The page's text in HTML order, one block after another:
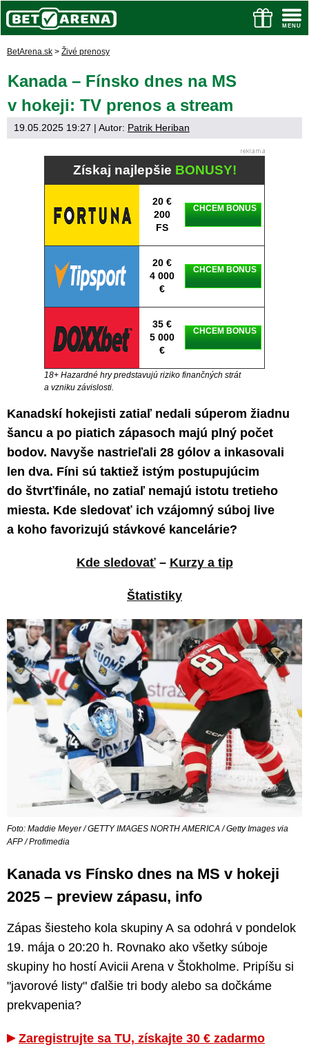
BetArena.sk > Živé prenosy
Kanada – Fínsko dnes na MS
v hokeji: TV prenos a stream
19.05.2025 19:27 | Autor: Patrik Heriban
Získaj najlepšie BONUSY!
20 €
200
FS
CHCEM BONUS
20 €
4 000
€
CHCEM BONUS
35 €
5 000
€
CHCEM BONUS
18+ Hazardné hry predstavujú riziko finančných strát
a vzniku závislosti.
Kanadskí hokejisti zatiaľ nedali súperom žiadnu
šancu a po piatich zápasoch majú plný počet
bodov. Navyše nastrieľali 28 gólov a inkasovali
len dva. Fíni sú taktiež istým postupujúcim
do štvrťfinále, no zatiaľ nemajú istotu tretieho
miesta. Kde sledovať ich vzájomný súboj live
a koho favorizujú stávkové kancelárie?
Kde sledovať– Kurzy a tip
Štatistiky
Foto: Maddie Meyer / GETTY IMAGES NORTH AMERICA / Getty Images via
AFP / Profimedia
Kanada vs Fínsko dnes na MS v hokeji
2025 – preview zápasu, info
Zápas šiesteho kola skupiny A sa odohrá v pondelok
19. mája o 20:20 h. Rovnako ako všetky súboje
skupiny ho hostí Avicii Arena v Štokholme. Pripíšu si
"javorové listy" ďalšie tri body alebo sa dočkáme
prekvapenia?
Zaregistrujte sa TU, získajte 30 € zadarmo